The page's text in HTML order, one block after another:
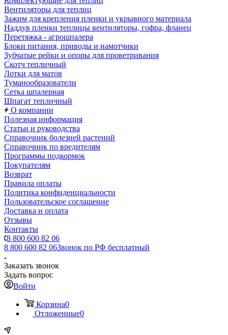
Вентиляторы для теплиц
Зажим для крепления пленки и укрывного материала
Наддув пленки теплицы вентиляторы, гофра, фланец
Перетяжка - агрошпалера
Блоки питания, приводы и намотчики
Зубчатые рейки и опоры для проветривания
Скотч тепличный
Лотки для матов
Туманообразователи
Сетка шпалерная
Шпагат тепличный
О компании
Полезная информация
Статьи и руководства
Справочник болезней растений
Справочник по вредителям
Программы подкормок
Покупателям
Возврат
Правила оплаты
Политика конфиденциальности
Пользовательское соглашение
Доставка и оплата
Отзывы
Контакты
8 800 600 82 06
8 800 600 82 06Звонок по РФ бесплатный
Заказать звонок
Задать вопрос
Войти
Корзина0
Отложенные0